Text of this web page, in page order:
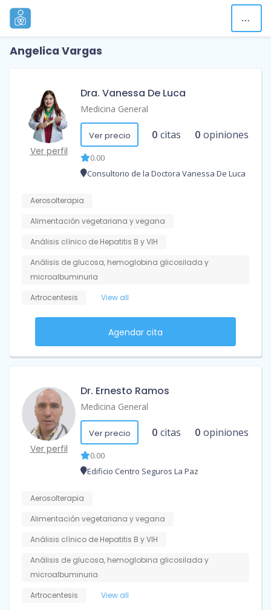
Angelica Vargas
Ver perfil
Dra. Vanessa De Luca
Medicina General
Ver precio 0 citas 0 opiniones
0.00
Consultorio de la Doctora Vanessa De Luca
Aerosolterapia
Alimentación vegetariana y vegana
Análisis clínico de Hepatitis B y VIH
Análisis de glucosa, hemoglobina glicosilada y
microalbuminuria
Artrocentesis
View all
Agendar cita
Ver perfil
Dr. Ernesto Ramos
Medicina General
Ver precio 0 citas 0 opiniones
0.00
Edificio Centro Seguros La Paz
Aerosolterapia
Alimentación vegetariana y vegana
Análisis clínico de Hepatitis B y VIH
Análisis de glucosa, hemoglobina glicosilada y
microalbuminuria
Artrocentesis
View all